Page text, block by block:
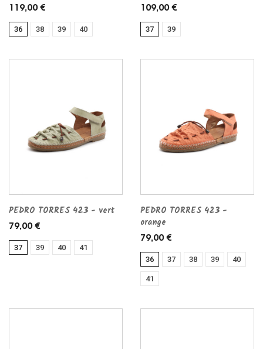
119,00 €
36 38 39 40
109,00 €
37 39
PEDRO TORRES 423 - vert
79,00 €
37 39 40 41
PEDRO TORRES 423 -
orange
79,00 €
36 37 38 39 40
41